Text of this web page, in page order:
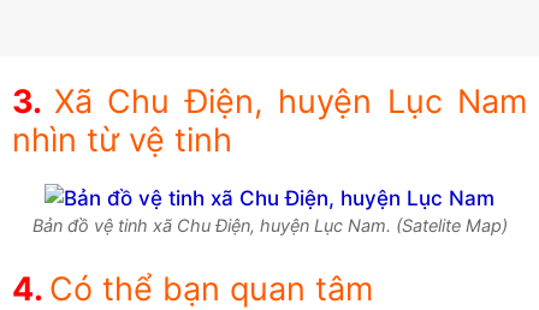
Xã Chu Điện, huyện Lục Nam
nhìn từ vệ tinh
Bản đồ vệ tinh xã Chu Điện, huyện Lục Nam. (Satelite Map)
Có thể bạn quan tâm